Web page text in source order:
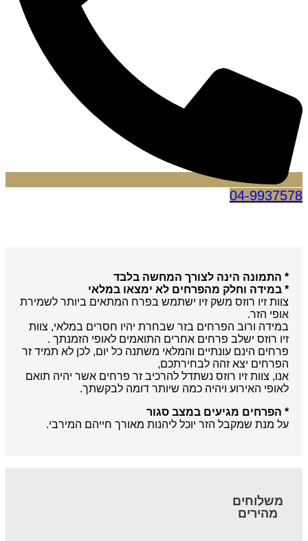
04-9937578
* התמונה הינה לצורך המחשה בלבד
* במידה וחלק מהפרחים לא ימצאו במלאי
צוות זיו רוזס משק זיו ישתמש בפרח המתאים ביותר לשמירת
אופי הזר.
במידה ורוב הפרחים בזר שבחרת יהיו חסרים במלאי, צוות
זיו רוזס ישלב פרחים אחרים התואמים לאופי הזמנתך .
פרחים הינם עונתיים והמלאי משתנה כל יום, לכן לא תמיד זר
הפרחים יצא זהה לבחירתכם,
אנו, צוות זיו רוזס נשתדל להרכיב זר פרחים אשר יהיה תואם
לאופי האירוע ויהיה כמה שיותר דומה לבקשתך.
* הפרחים מגיעים במצב סגור
על מנת שמקבל הזר יוכל ליהנות מאורך חייהם המירבי.
משלוחים
מהירים